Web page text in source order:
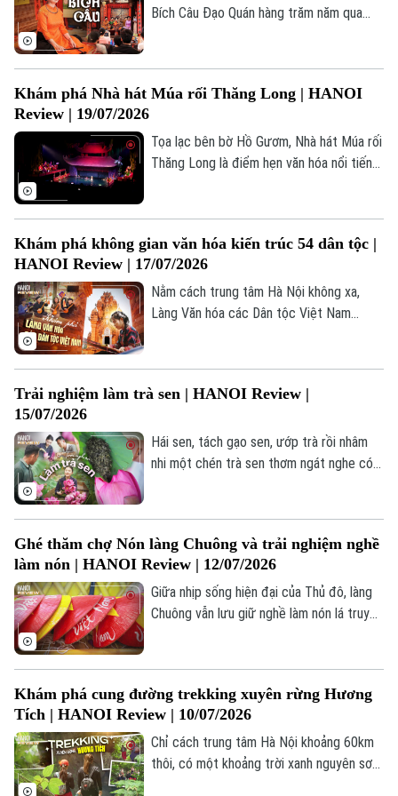
Đánh giá
Di tích
Dinh dưỡng
Tư vấn sức khỏe
Thể thao
Bóng đá
Quần vợt
Golf
Giải trí
Tin tức
Sao
Điện ảnh
Âm nhạc
Đã phát sóng
Bích Câu Đạo Quán hàng trăm năm qua
dung dưỡng một di sản nghệ thuật đặc
Khám phá Nhà hát Múa rối Thăng Long | HANOI
Review | 19/07/2026
Tọa lạc bên bờ Hồ Gươm, Nhà hát Múa rối
Thăng Long là điểm hẹn văn hóa nổi tiếng,
Khám phá không gian văn hóa kiến trúc 54 dân tộc |
HANOI Review | 17/07/2026
Nằm cách trung tâm Hà Nội không xa,
Làng Văn hóa các Dân tộc Việt Nam
Trải nghiệm làm trà sen | HANOI Review |
15/07/2026
Hái sen, tách gạo sen, ướp trà rồi nhâm
nhi một chén trà sen thơm ngát nghe có
kinh nghiệm.
Ghé thăm chợ Nón làng Chuông và trải nghiệm nghề
làm nón | HANOI Review | 12/07/2026
Giữa nhịp sống hiện đại của Thủ đô, làng
Chuông vẫn lưu giữ nghề làm nón lá truyền
nữ Việt Nam, làng Chuông còn là điểm
đến mang đậm giá trị văn hóa, lịch sử và
bản sắc của vùng quê Bắc Bộ.
Khám phá cung đường trekking xuyên rừng Hương
Tích | HANOI Review | 10/07/2026
Chỉ cách trung tâm Hà Nội khoảng 60km
thôi, có một khoảng trời xanh nguyên sơ